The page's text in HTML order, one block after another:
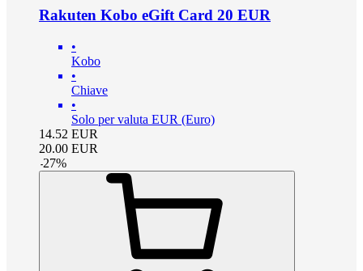
Rakuten Kobo eGift Card 20 EUR
•
Kobo
•
Chiave
•
Solo per valuta EUR (Euro)
14.52 EUR
20.00 EUR
-27%